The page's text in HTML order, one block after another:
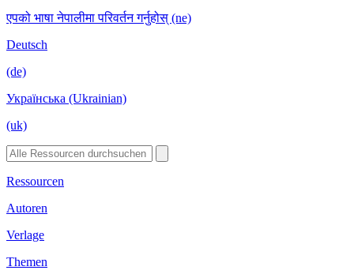
एपको भाषा नेपालीमा परिवर्तन गर्नुहोस् (ne)
Deutsch
(de)
Українська (Ukrainian)
(uk)
Ressourcen
Autoren
Verlage
Themen